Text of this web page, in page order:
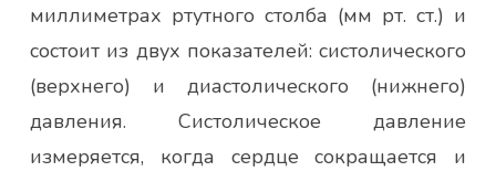
миллиметрах ртутного столба (мм рт. ст.) и
состоит из двух показателей: систолического
(верхнего) и диастолического (нижнего)
давления. Систолическое давление
измеряется, когда сердце сокращается и